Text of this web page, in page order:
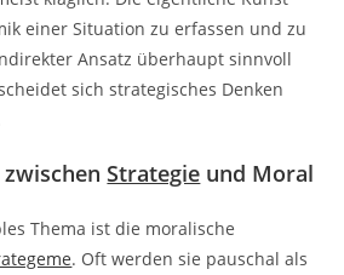
einer Situation zu erfassen und zu
Ansatz überhaupt sinnvoll
sich strategisches Denken
zwischenStrategie und Moral
Thema ist die moralische
. Oft werden sie pauschal als